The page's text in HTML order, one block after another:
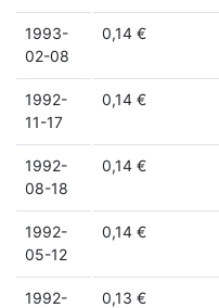
1993-
02-08
0,14 €
1992-
11-17
0,14 €
1992-
08-18
0,14 €
1992-
05-12
0,14 €
1992-
0,13 €